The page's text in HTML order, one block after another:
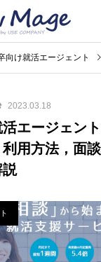
向け就活エージェント
2023.03.18
エージェン
用方法，面
説